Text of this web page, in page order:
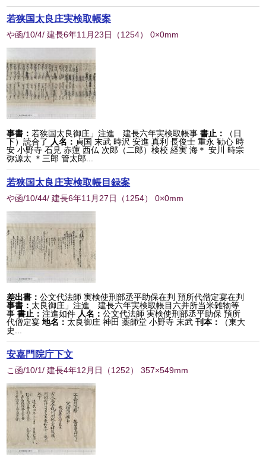
若狭国太良庄実検取帳案
や函/10/4/ 建長6年11月23日 （1254） 0×0mm
事書：若狭国太良御庄」注進 建長六年実検取帳事 書止：
（日
下）読合了 人名： 貞国 末武 時沢 安進 真利 長俊士 重永 勧心 時
安 小野寺 石見 赤蓮 西仏 次郎（二郎）検校 経実 海＊ 安川 時宗
弥源太 ＊三郎 管太郎...
若狭国太良庄実検取帳目録案
や函/10/44/ 建長6年11月27日 （1254） 0×0mm
差出書：公文代法師 実検使刑部丞平助保在判 預所代僧定宴在判
事書： 太良御庄」注進 建長六年実検取帳目六并所当米雑物等
事 書止：注進如件 人名：公文代法師 実検使刑部丞平助保 預所
代僧定宴 地名： 太良御庄 神田 薬師堂 小野寺 末武 刊本：
（東大
史...
安嘉門院庁下文
こ函/10/1/ 建長4年12月日 （1252） 357×549mm